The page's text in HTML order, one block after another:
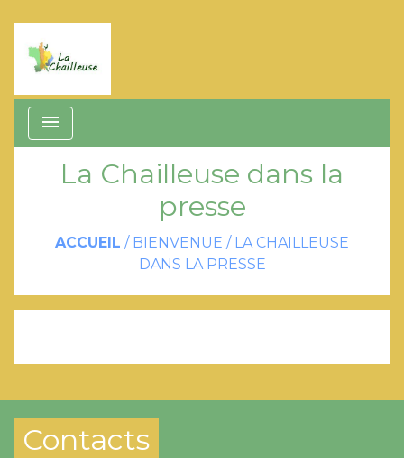
menu
La Chailleuse dans la
presse
ACCUEIL / BIENVENUE / LA CHAILLEUSE
DANS LA PRESSE
Contacts